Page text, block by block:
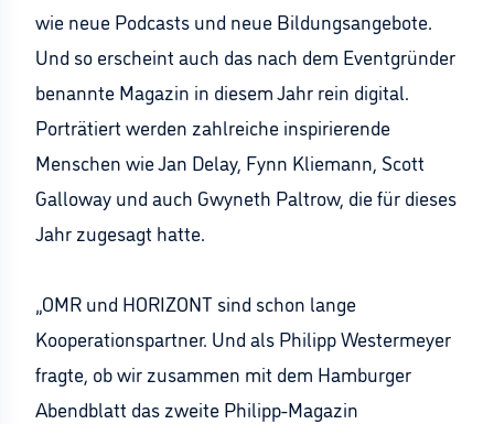
wie neue Podcasts und neue Bildungsangebote.
Und so erscheint auch das nach dem Eventgründer
benannte Magazin in diesem Jahr rein digital.
Porträtiert werden zahlreiche inspirierende
Menschen wie Jan Delay, Fynn Kliemann, Scott
Galloway und auch Gwyneth Paltrow, die für dieses
Jahr zugesagt hatte.
„OMR und HORIZONT sind schon lange
Kooperationspartner. Und als Philipp Westermeyer
fragte, ob wir zusammen mit dem Hamburger
Abendblatt das zweite Philipp-Magazin